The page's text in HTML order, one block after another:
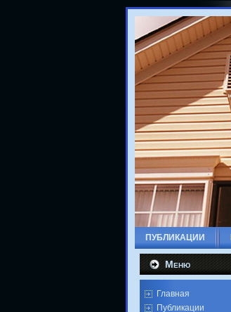
ПУБЛИКАЦИИ
Меню
Главная
Публикации